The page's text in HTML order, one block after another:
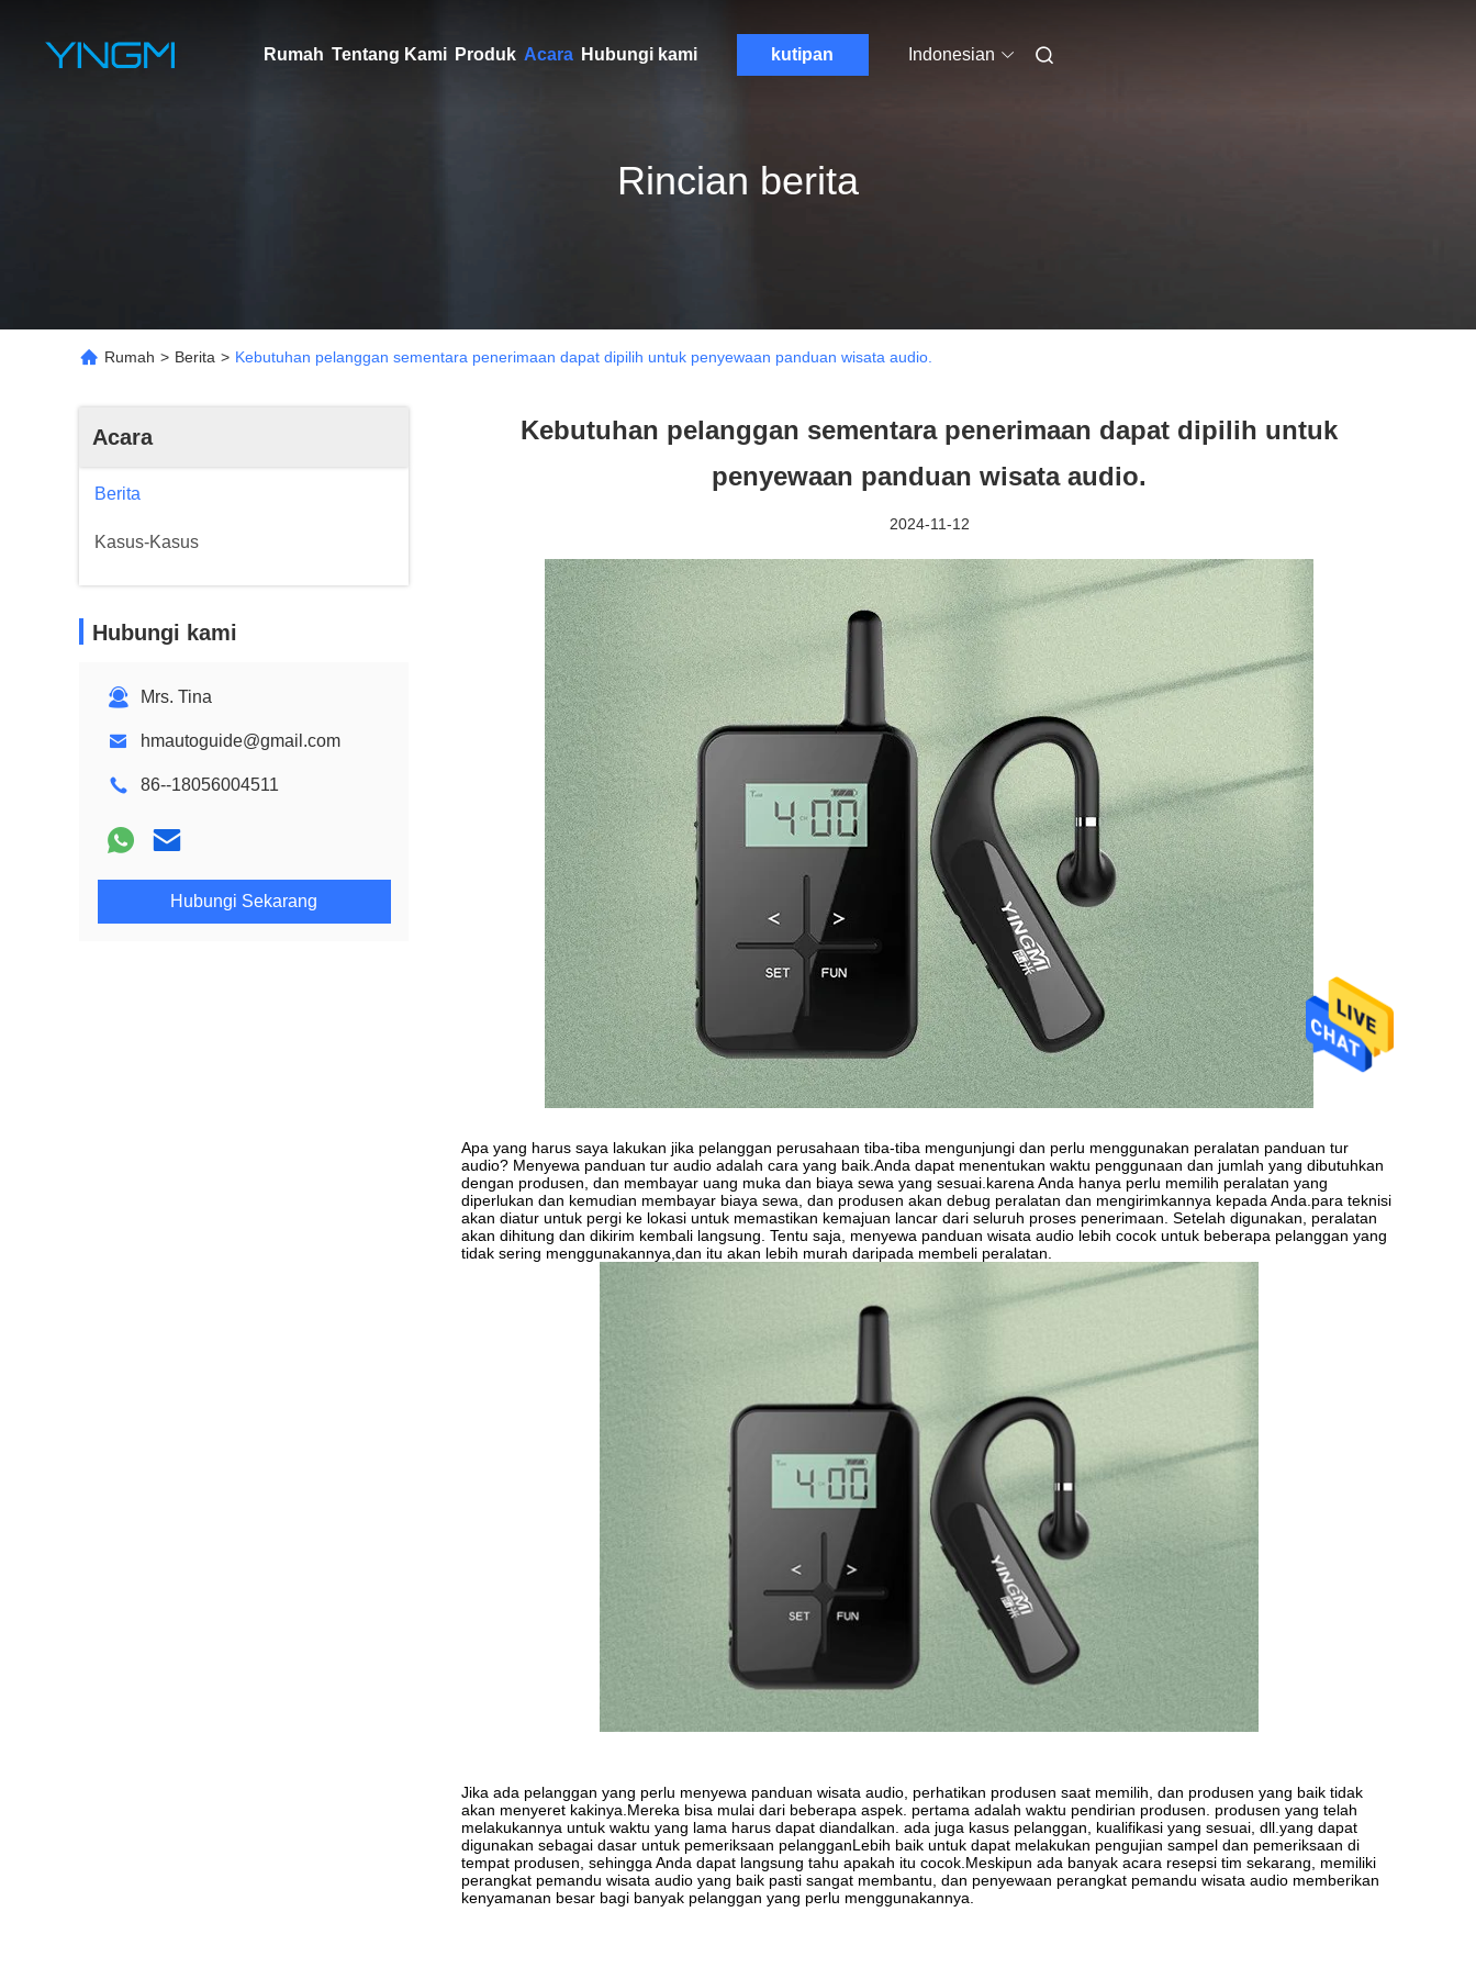
Rumah Tentang Kami Produk Acara Hubungi kami kutipan Indonesian
Rincian berita
Rumah > Berita > Kebutuhan pelanggan sementara penerimaan dapat dipilih untuk penyewaan panduan wisata audio.
Acara
Berita
Kasus-Kasus
Hubungi kami
Mrs. Tina
hmautoguide@gmail.com
86--18056004511
Hubungi Sekarang
Kebutuhan pelanggan sementara penerimaan dapat dipilih untuk
penyewaan panduan wisata audio.
2024-11-12
Apa yang harus saya lakukan jika pelanggan perusahaan tiba-tiba mengunjungi dan perlu menggunakan peralatan panduan tur
audio? Menyewa panduan tur audio adalah cara yang baik.Anda dapat menentukan waktu penggunaan dan jumlah yang dibutuhkan
dengan produsen, dan membayar uang muka dan biaya sewa yang sesuai.karena Anda hanya perlu memilih peralatan yang
diperlukan dan kemudian membayar biaya sewa, dan produsen akan debug peralatan dan mengirimkannya kepada Anda.para teknisi
akan diatur untuk pergi ke lokasi untuk memastikan kemajuan lancar dari seluruh proses penerimaan. Setelah digunakan, peralatan
akan dihitung dan dikirim kembali langsung. Tentu saja, menyewa panduan wisata audio lebih cocok untuk beberapa pelanggan yang
tidak sering menggunakannya,dan itu akan lebih murah daripada membeli peralatan.
Jika ada pelanggan yang perlu menyewa panduan wisata audio, perhatikan produsen saat memilih, dan produsen yang baik tidak
akan menyeret kakinya.Mereka bisa mulai dari beberapa aspek. pertama adalah waktu pendirian produsen. produsen yang telah
melakukannya untuk waktu yang lama harus dapat diandalkan. ada juga kasus pelanggan, kualifikasi yang sesuai, dll.yang dapat
digunakan sebagai dasar untuk pemeriksaan pelangganLebih baik untuk dapat melakukan pengujian sampel dan pemeriksaan di
tempat produsen, sehingga Anda dapat langsung tahu apakah itu cocok.Meskipun ada banyak acara resepsi tim sekarang, memiliki
perangkat pemandu wisata audio yang baik pasti sangat membantu, dan penyewaan perangkat pemandu wisata audio memberikan
kenyamanan besar bagi banyak pelanggan yang perlu menggunakannya.